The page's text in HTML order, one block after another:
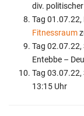
div.
Tag
Fitnessraum
Tag
Entebbe –
Tag
13:15 Uhr